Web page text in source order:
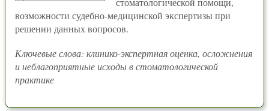
возможности судебно-медицинской экспертизы при
решении данных вопросов.
Ключевые слова: клинико-экспертная оценка, осложнения
и неблагоприятные исходы в стоматологической
практике